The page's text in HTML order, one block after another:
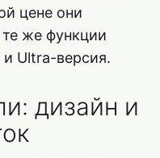
цене они
же функции
и Ultra-версия.
дизайн и